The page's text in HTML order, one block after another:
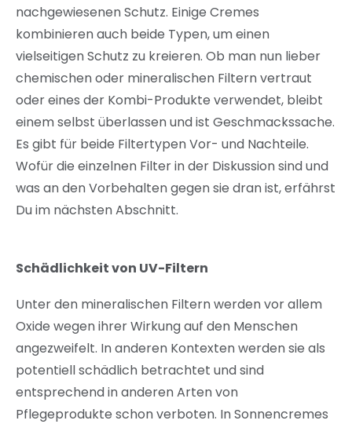
nachgewiesenen Schutz. Einige Cremes
kombinieren auch beide Typen, um einen
vielseitigen Schutz zu kreieren. Ob man nun lieber
chemischen oder mineralischen Filtern vertraut
oder eines der Kombi-Produkte verwendet, bleibt
einem selbst überlassen und ist Geschmackssache.
Es gibt für beide Filtertypen Vor- und Nachteile.
Wofür die einzelnen Filter in der Diskussion sind und
was an den Vorbehalten gegen sie dran ist, erfährst
Du im nächsten Abschnitt.
Schädlichkeit von UV-Filtern
Unter den mineralischen Filtern werden vor allem
Oxide wegen ihrer Wirkung auf den Menschen
angezweifelt. In anderen Kontexten werden sie als
potentiell schädlich betrachtet und sind
entsprechend in anderen Arten von
Pflegeprodukte schon verboten. In Sonnencremes